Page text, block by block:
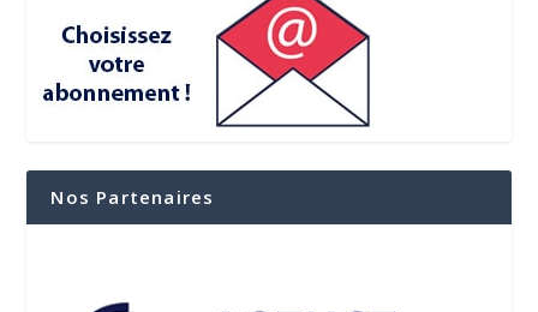
Nos Partenaires